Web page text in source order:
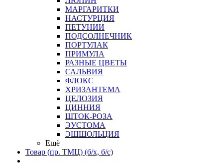
МАРГАРИТКИ
НАСТУРЦИЯ
ПЕТУНИИ
ПОДСОЛНЕЧНИК
ПОРТУЛАК
ПРИМУЛА
РАЗНЫЕ ЦВЕТЫ
САЛЬВИЯ
ФЛОКС
ХРИЗАНТЕМА
ЦЕЛОЗИЯ
ЦИННИЯ
ШТОК-РОЗА
ЭУСТОМА
ЭШШОЛЬЦИЯ
Ещё
Товар (пр. ТМЦ) (б/х, б/с)